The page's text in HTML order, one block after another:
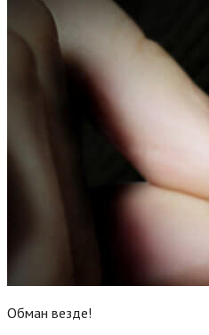
Обман везде!